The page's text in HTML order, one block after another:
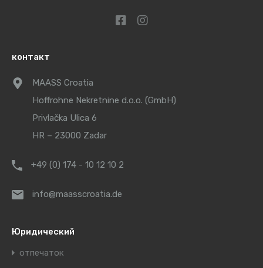
контакт
MAASS Croatia
Hoffrohne Nekretnine d.o.o. (GmbH)
Privlačka Ulica 6
HR – 23000 Zadar
+49 (0) 174 - 10 12 10 2
info@maasscroatia.de
Юридический
отпечаток